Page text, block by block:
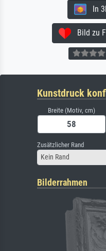
In
Bild zu
Kunstdruck
Breite (Motiv, cm)
Zusätzlicher Rand
Kein Rand
Bilderrahmen